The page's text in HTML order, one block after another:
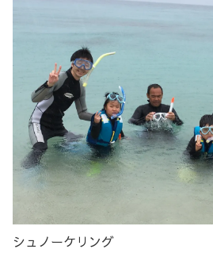
シュノーケリング